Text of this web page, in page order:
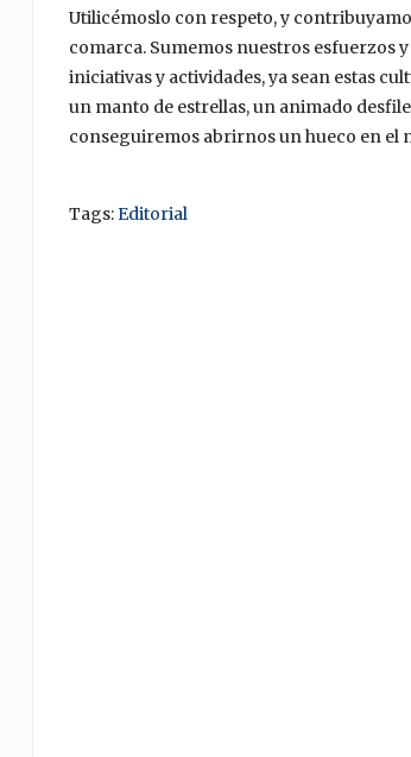
Utilicémoslo con respeto, y
comarca. Sumemos nuestros esfuerzos
iniciativas y actividades, ya sean estas
un manto de estrellas, un animado
conseguiremos abrirnos un hueco en el
Tags:Editorial